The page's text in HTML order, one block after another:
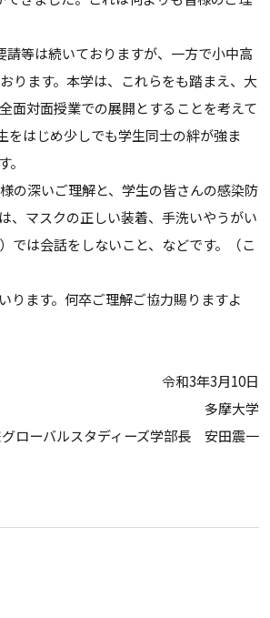
等は続いておりますが、一方で小中高
ります。本学は、これらをも踏まえ、大
面対面授業での展開とすることを考えて
をはじめ少しでも学生同士の絆が強ま
の深いご理解と、学生の皆さんの感染防
、マスクの正しい装着、手洗いやうがい
では会話をしないこと、などです。（こ
ります。何卒ご理解ご協力賜りますよ
令和3年3月10日
多摩大学
ローバルスタディーズ学部長 安田震一